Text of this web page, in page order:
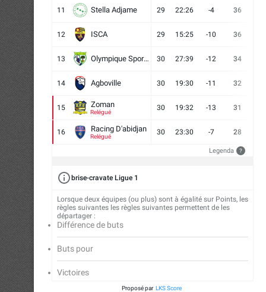
11 Stella Adjame 29 22:26 -4 36
12 ISCA 29 15:25 -10 36
13 Olympique Sport d'Abobo FC 30 27:39 -12 34
14 Agboville 30 19:30 -11 32
15 Zoman
Relégué
30 19:32 -13 31
16 Racing D'abidjan
Relégué
30 23:30 -7 28
Legenda ?
brise-cravate Ligue 1
Lorsque deux équipes (ou plus) sont à égalité sur Points, les
règles suivantes les règles suivantes permettent de les
départager :
Différence de buts
Buts pour
Victoires
Proposé par LKS Score